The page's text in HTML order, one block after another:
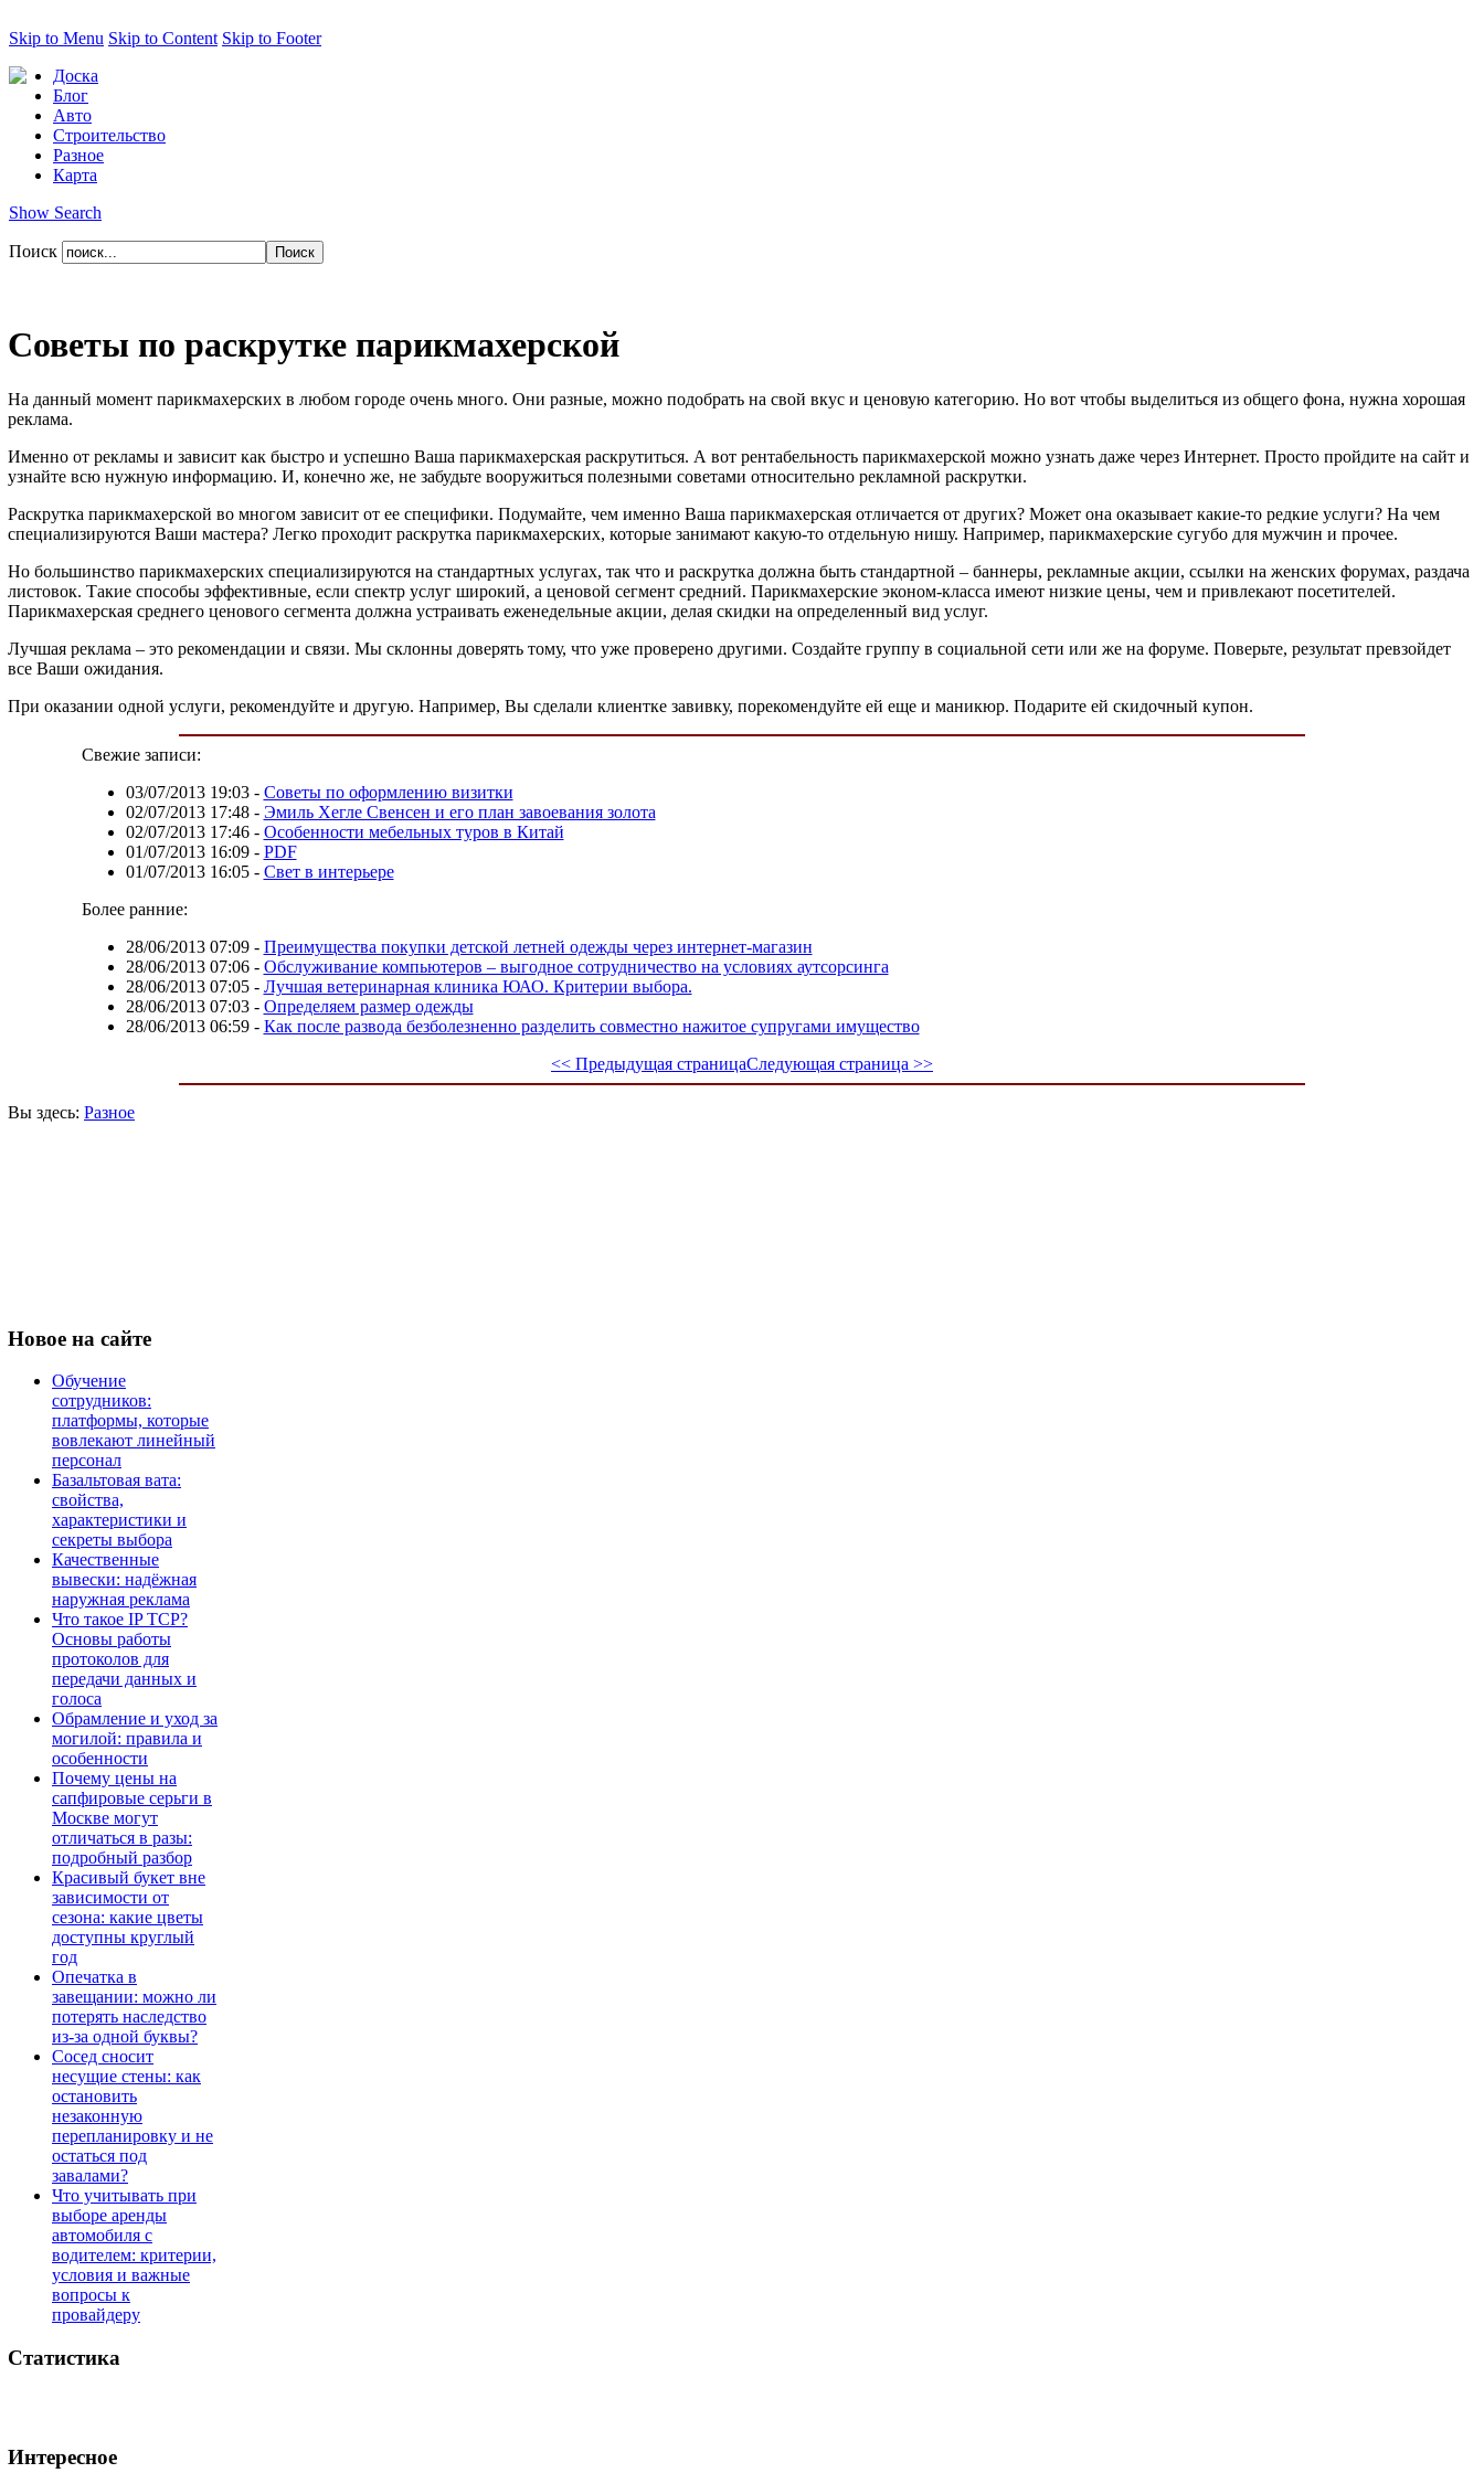
Skip to Menu Skip to Content Skip to Footer
Доска
Блог
Авто
Строительство
Разное
Карта
Show Search
Поиск
Советы по раскрутке парикмахерской
На данный момент парикмахерских в любом городе очень много. Они разные, можно подобрать на свой вкус и ценовую категорию. Но вот чтобы выделиться из общего фона, нужна хорошая
реклама.
Именно от рекламы и зависит как быстро и успешно Ваша парикмахерская раскрутиться. А вот рентабельность парикмахерской можно узнать даже через Интернет. Просто пройдите на сайт и
узнайте всю нужную информацию. И, конечно же, не забудьте вооружиться полезными советами относительно рекламной раскрутки.
Раскрутка парикмахерской во многом зависит от ее специфики. Подумайте, чем именно Ваша парикмахерская отличается от других? Может она оказывает какие-то редкие услуги? На чем
специализируются Ваши мастера? Легко проходит раскрутка парикмахерских, которые занимают какую-то отдельную нишу. Например, парикмахерские сугубо для мужчин и прочее.
Но большинство парикмахерских специализируются на стандартных услугах, так что и раскрутка должна быть стандартной – баннеры, рекламные акции, ссылки на женских форумах, раздача
листовок. Такие способы эффективные, если спектр услуг широкий, а ценовой сегмент средний. Парикмахерские эконом-класса имеют низкие цены, чем и привлекают посетителей.
Парикмахерская среднего ценового сегмента должна устраивать еженедельные акции, делая скидки на определенный вид услуг.
Лучшая реклама – это рекомендации и связи. Мы склонны доверять тому, что уже проверено другими. Создайте группу в социальной сети или же на форуме. Поверьте, результат превзойдет
все Ваши ожидания.
При оказании одной услуги, рекомендуйте и другую. Например, Вы сделали клиентке завивку, порекомендуйте ей еще и маникюр. Подарите ей скидочный купон.
Свежие записи:
03/07/2013 19:03- Советы по оформлению визитки
02/07/2013 17:48- Эмиль Хегле Свенсен и его план завоевания золота
02/07/2013 17:46- Особенности мебельных туров в Китай
01/07/2013 16:09- PDF
01/07/2013 16:05- Свет в интерьере
Более ранние:
28/06/2013 07:09- Преимущества покупки детской летней одежды через интернет-магазин
28/06/2013 07:06- Обслуживание компьютеров – выгодное сотрудничество на условиях аутсорсинга
28/06/2013 07:05- Лучшая ветеринарная клиника ЮАО. Критерии выбора.
28/06/2013 07:03- Определяем размер одежды
28/06/2013 06:59- Как после развода безболезненно разделить совместно нажитое супругами имущество
<< Предыдущая страницаСледующая страница >>
Вы здесь: Разное
Новое на сайте
Обучение
сотрудников:
платформы, которые
вовлекают линейный
персонал
Базальтовая вата:
свойства,
характеристики и
секреты выбора
Качественные
вывески: надёжная
наружная реклама
Что такое IP TCP?
Основы работы
протоколов для
передачи данных и
голоса
Обрамление и уход за
могилой: правила и
особенности
Почему цены на
сапфировые серьги в
Москве могут
отличаться в разы:
подробный разбор
Красивый букет вне
зависимости от
сезона: какие цветы
доступны круглый
год
Опечатка в
завещании: можно ли
потерять наследство
из-за одной буквы?
Сосед сносит
несущие стены: как
остановить
незаконную
перепланировку и не
остаться под
завалами?
Что учитывать при
выборе аренды
автомобиля с
водителем: критерии,
условия и важные
вопросы к
провайдеру
Статистика
Интересное